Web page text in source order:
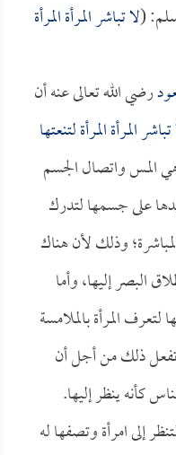
(لا تباشر المرأة المرأة
رضي الله تعالى عنه أن
المرأة المرأة لتنعتها
المس واتصال الجسم
على جسمها لتدرك
وذلك لأن هناك
البصر إليها، وأما
المرأة بالملامسة
ذلك من أجل أن
كأنه ينظر إليها.
إلى امرأة وتصفها له